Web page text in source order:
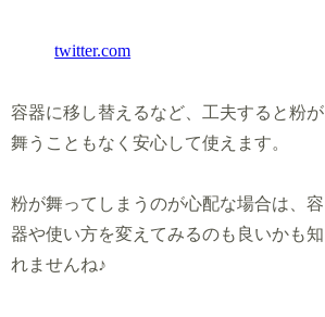
twitter.com
容器に移し替えるなど、工夫すると粉が
舞うこともなく安心して使えます。
粉が舞ってしまうのが心配な場合は、容
器や使い方を変えてみるのも良いかも知
れませんね♪